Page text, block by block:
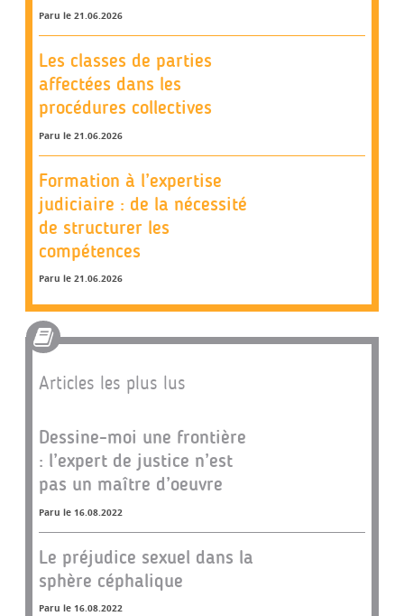
Paru le 21.06.2026
Les classes de parties
affectées dans les
procédures collectives
Paru le 21.06.2026
Formation à l’expertise
judiciaire : de la nécessité
de structurer les
compétences
Paru le 21.06.2026
Articles les plus lus
Dessine-moi une frontière
: l’expert de justice n’est
pas un maître d’oeuvre
Paru le 16.08.2022
Le préjudice sexuel dans la
sphère céphalique
Paru le 16.08.2022